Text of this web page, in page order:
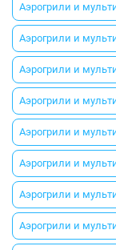
Аэрогрили и
Аэрогрили и
Аэрогрили и
Аэрогрили и
Аэрогрили и
Аэрогрили и
Аэрогрили и
Аэрогрили и